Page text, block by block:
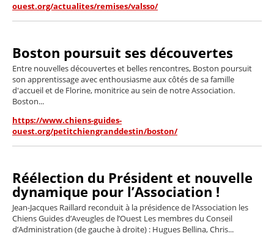
ouest.org/actualites/remises/valsso/
Boston poursuit ses découvertes
Entre nouvelles découvertes et belles rencontres, Boston poursuit
son apprentissage avec enthousiasme aux côtés de sa famille
d'accueil et de Florine, monitrice au sein de notre Association.
Boston...
https://www.chiens-guides-
ouest.org/petitchiengranddestin/boston/
Réélection du Président et nouvelle
dynamique pour l’Association !
Jean-Jacques Raillard reconduit à la présidence de l’Association les
Chiens Guides d’Aveugles de l’Ouest Les membres du Conseil
d’Administration (de gauche à droite) : Hugues Bellina, Chris...